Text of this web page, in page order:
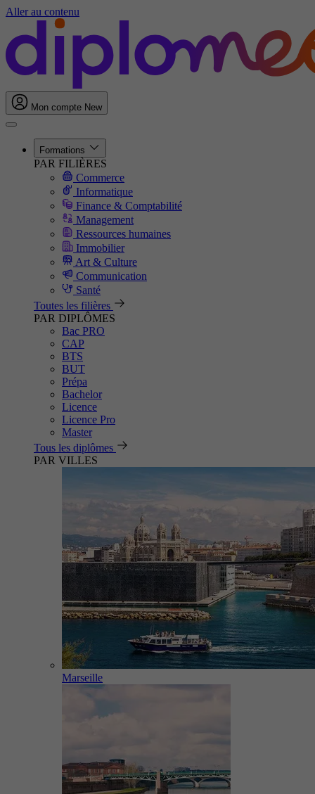
Aller au contenu
Mon compte New
Formations
PAR FILIÈRES
Commerce
Informatique
Finance & Comptabilité
Management
Ressources humaines
Immobilier
Art & Culture
Communication
Santé
Toutes les filières
PAR DIPLÔMES
Bac PRO
CAP
BTS
BUT
Prépa
Bachelor
Licence
Licence Pro
Master
Tous les diplômes
PAR VILLES
Marseille